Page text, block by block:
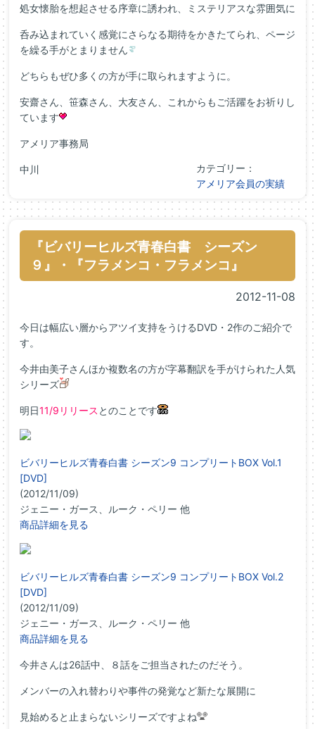
処女懐胎を想起させる序章に誘われ、ミステリアスな雰囲気に
呑み込まれていく感覚にさらなる期待をかきたてられ、ページ
を繰る手がとまりません
どちらもぜひ多くの方が手に取られますように。
安齋さん、笹森さん、大友さん、これからもご活躍をお祈りし
ています
アメリア事務局
中川
カテゴリー：
アメリア会員の実績
『ビバリーヒルズ青春白書 シーズン
９』・『フラメンコ・フラメンコ』
2012-11-08
今日は幅広い層からアツイ支持をうけるDVD・2作のご紹介で
す。
今井由美子さんほか複数名の方が字幕翻訳を手がけられた人気
シリーズ
明日11/9リリース とのことです
ビバリーヒルズ青春白書 シーズン9 コンプリートBOX Vol.1
[DVD]
(2012/11/09)
ジェニー・ガース、ルーク・ペリー 他
商品詳細を見る
ビバリーヒルズ青春白書 シーズン9 コンプリートBOX Vol.2
[DVD]
(2012/11/09)
ジェニー・ガース、ルーク・ペリー 他
商品詳細を見る
今井さんは26話中、８話をご担当されたのだそう。
メンバーの入れ替わりや事件の発覚など新たな展開に
見始めると止まらないシリーズですよね